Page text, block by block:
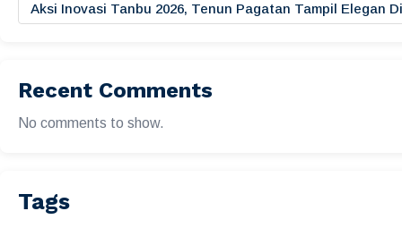
Aksi Inovasi Tanbu 2026, Tenun Pagatan Tampil Elegan
Recent Comments
No comments to show.
Tags